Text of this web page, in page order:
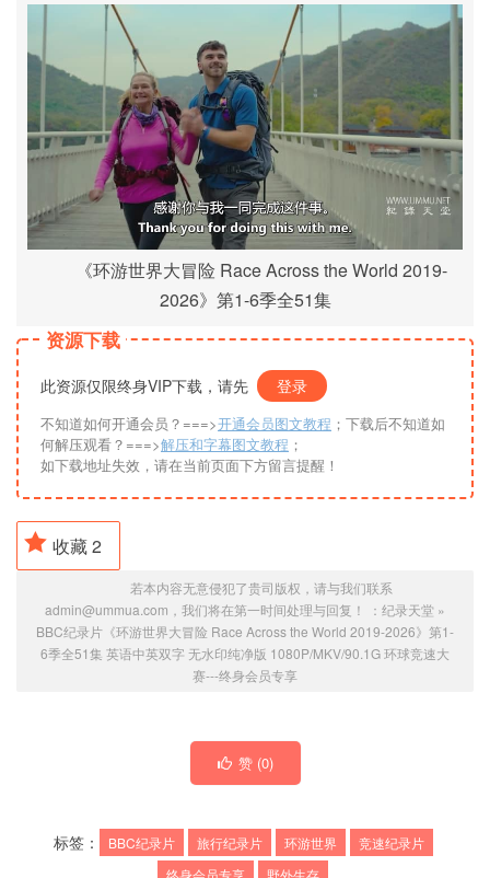
《环游世界大冒险 Race Across the World 2019-
2026》第1-6季全51集
资源下载
此资源仅限终身VIP下载，请先 登录
不知道如何开通会员？===>开通会员图文教程 ；下载后不知道如
何解压观看？===>解压和字幕图文教程 ；
如下载地址失效，请在当前页面下方留言提醒！
收藏2
若本内容无意侵犯了贵司版权，请与我们联系
admin@ummua.com，我们将在第一时间处理与回复！ ： 纪录天堂 »
BBC纪录片《环游世界大冒险 Race Across the World 2019-2026》第1-
6季全51集 英语中英双字 无水印纯净版 1080P/MKV/90.1G 环球竞速大
赛---终身会员专享
赞 (0)
标签： BBC纪录片 旅行纪录片 环游世界
竞速纪录片
终身会员专享
野外生存